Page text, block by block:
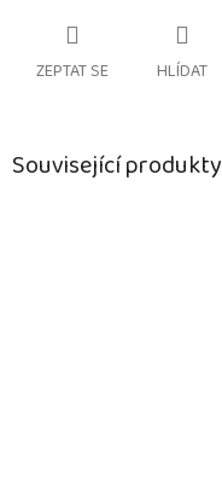
ZEPTAT SE HLÍDAT
Související produkty